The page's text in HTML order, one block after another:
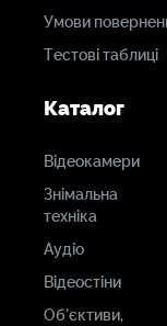
Умови
Тестові таблиці
Каталог
Відеокамери
Знімальна
техніка
Аудіо
Відеостіни
Об'єктиви,